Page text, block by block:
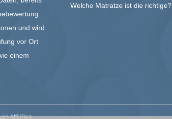
und wird
vor Ort
einem
Welche Matratze ist die richtige?
AffiliSeo